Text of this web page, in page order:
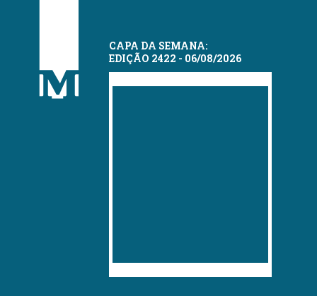
CAPA DA SEMANA:
EDIÇÃO 2422 - 06/08/2026